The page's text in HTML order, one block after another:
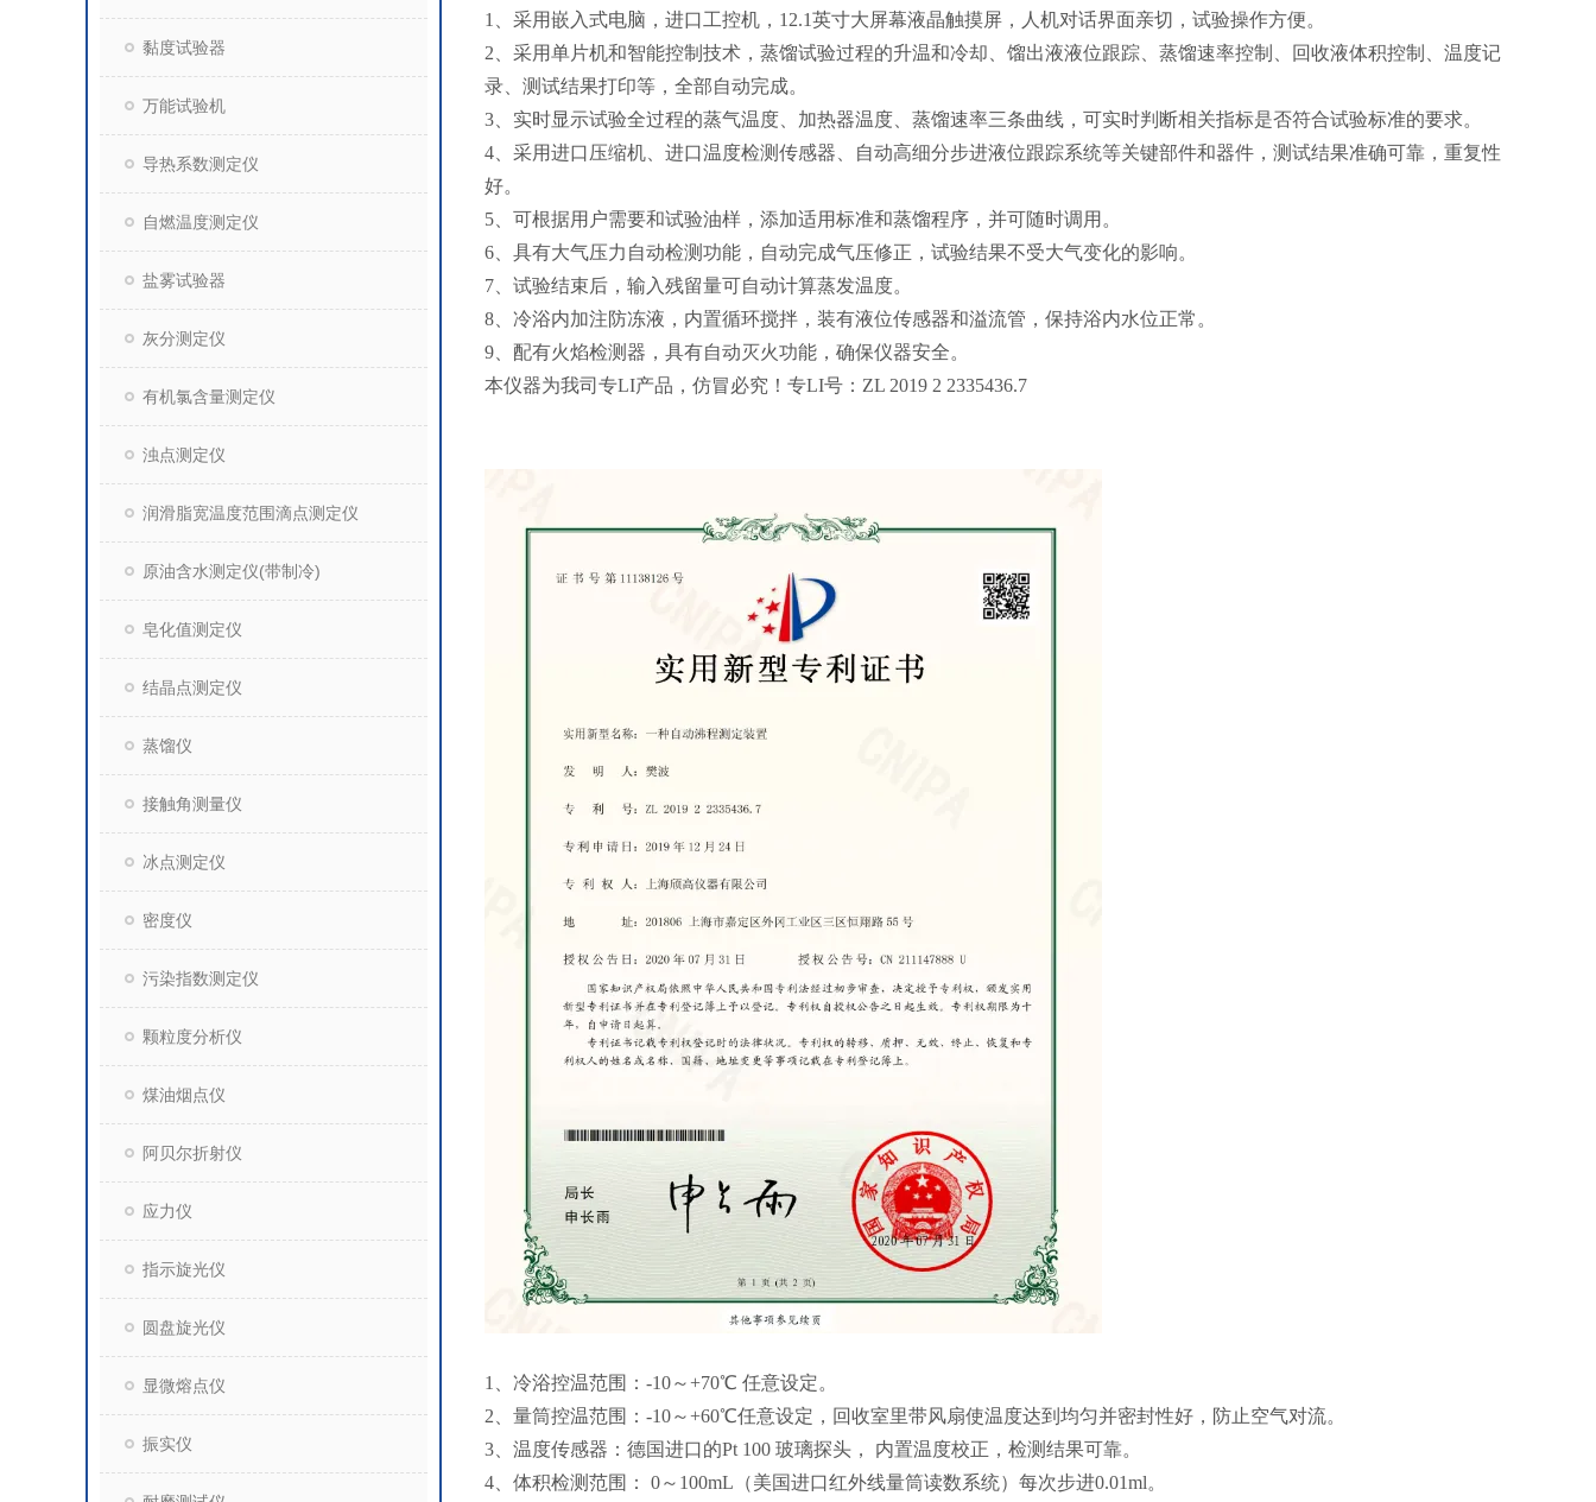
黏度试验器
万能试验机
导热系数测定仪
自燃温度测定仪
盐雾试验器
灰分测定仪
有机氯含量测定仪
浊点测定仪
润滑脂宽温度范围滴点测定仪
原油含水测定仪(带制冷)
皂化值测定仪
结晶点测定仪
蒸馏仪
接触角测量仪
冰点测定仪
密度仪
污染指数测定仪
颗粒度分析仪
煤油烟点仪
阿贝尔折射仪
应力仪
指示旋光仪
圆盘旋光仪
显微熔点仪
振实仪
1、采用嵌入式电脑，进口工控机，12.1英寸大屏幕液晶触摸屏，人机对话界面亲切，试验操作方便。
2、采用单片机和智能控制技术，蒸馏试验过程的升温和冷却、馏出液液位跟踪、蒸馏速率控制、回收液体积控制、温度记
录、测试结果打印等，全部自动完成。
3、实时显示试验全过程的蒸气温度、加热器温度、蒸馏速率三条曲线，可实时判断相关指标是否符合试验标准的要求。
4、采用进口压缩机、进口温度检测传感器、自动高细分步进液位跟踪系统等关键部件和器件，测试结果准确可靠，重复性
好。
5、可根据用户需要和试验油样，添加适用标准和蒸馏程序，并可随时调用。
6、具有大气压力自动检测功能，自动完成气压修正，试验结果不受大气变化的影响。
7、试验结束后，输入残留量可自动计算蒸发温度。
8、冷浴内加注防冻液，内置循环搅拌，装有液位传感器和溢流管，保持浴内水位正常。
9、配有火焰检测器，具有自动灭火功能，确保仪器安全。
本仪器为我司专LI产品，仿冒必究！专LI号：ZL 2019 2 2335436.7
1、冷浴控温范围：-10～+70℃ 任意设定。
2、量筒控温范围：-10～+60℃任意设定，回收室里带风扇使温度达到均匀并密封性好，防止空气对流。
3、温度传感器：德国进口的Pt 100 玻璃探头， 内置温度校正，检测结果可靠。
4、体积检测范围： 0～100mL（美国进口红外线量筒读数系统）每次步进0.01ml。